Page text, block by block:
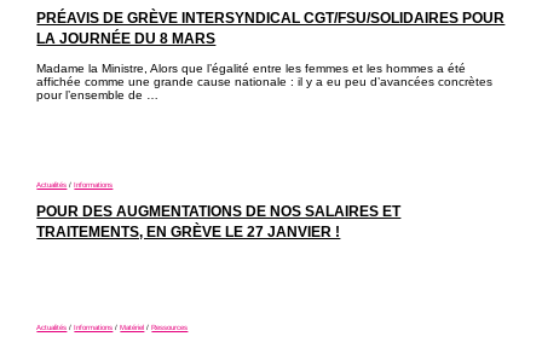
PRÉAVIS DE GRÈVE INTERSYNDICAL CGT/FSU/SOLIDAIRES POUR
LA JOURNÉE DU 8 MARS
Madame la Ministre, Alors que l’égalité entre les femmes et les hommes a été
affichée comme une grande cause nationale : il y a eu peu d’avancées concrètes
pour l’ensemble de …
Actualités /Informations
POUR DES AUGMENTATIONS DE NOS SALAIRES ET
TRAITEMENTS, EN GRÈVE LE 27 JANVIER !
Actualités /Informations /Matériel /Ressources